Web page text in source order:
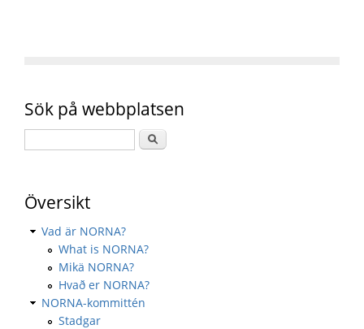
Sök på webbplatsen
Översikt
Vad är NORNA?
What is NORNA?
Mikä NORNA?
Hvað er NORNA?
NORNA-kommittén
Stadgar